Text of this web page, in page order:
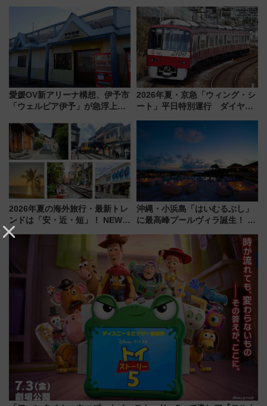
上級会員資格を効率よく獲得す
る方法を解説
愛媛OV新アリーナ構想、伊予市
「ウェルピア伊予」が急浮上！
で探る鉄道アクセスの未来
2026年夏・京急「ウィング・シ
ート」平日特別運行 ダイヤ・
三浦海岸を堪能できるお出かけ
2026年夏の海外旅行・最新トレ
ンドは「安・近・短」！ NEWT
調査から読み解く、最新の人気
渡航先TOP5とは？ 円安時代の
沖縄・小浜島「はいむるぶし」
に最高峰プールヴィラ誕生！ 石
美旅「何もしない贅沢」を体験
してみない？